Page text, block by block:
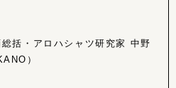
括・アロハシャツ研究家 中野
）